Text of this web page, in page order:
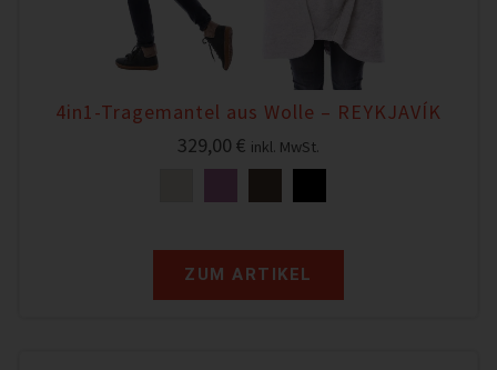
4in1-Tragemantel aus Wolle – REYKJAVÍK
329,00 € inkl. MwSt.
ZUM ARTIKEL